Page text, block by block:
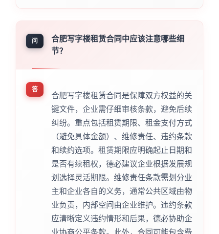
问
合肥写字楼租赁合同中应该注意哪些细
节？
答
合肥写字楼租赁合同是保障双方权益的关
键文件，企业需仔细审核条款，避免后续
纠纷。重点包括租赁期限、租金支付方式
（避免具体金额）、维修责任、违约条款
和续约选项。租赁期限应明确起止日期和
是否有续租权，德必建议企业根据发展规
划选择灵活期限。维修责任条款需划分业
主和企业各自的义务，通常公共区域由物
业负责，内部空间由企业维护。违约条款
应清晰定义违约情形和后果，德必协助企